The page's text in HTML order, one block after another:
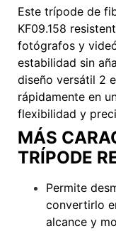
Este trípode de
KF09.158
fotógrafos y
estabilidad sin
diseño versátil 2
rápidamente en
flexibilidad y
MÁS
TRÍPODE
Permite
convertirlo
alcance y